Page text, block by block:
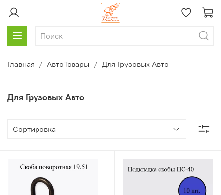
Главная АвтоТовары Для Грузовых Авто
Для Грузовых Авто